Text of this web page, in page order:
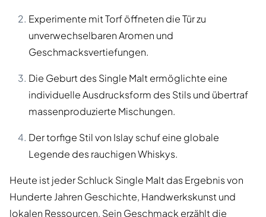
Experimente mit Torf öffneten die Tür zu
unverwechselbaren Aromen und
Geschmacksvertiefungen.
Die Geburt des Single Malt ermöglichte eine
individuelle Ausdrucksform des Stils und übertraf
massenproduzierte Mischungen.
Der torfige Stil von Islay schuf eine globale
Legende des rauchigen Whiskys.
Heute ist jeder Schluck Single Malt das Ergebnis von
Hunderte Jahren Geschichte, Handwerkskunst und
lokalen Ressourcen. Sein Geschmack erzählt die